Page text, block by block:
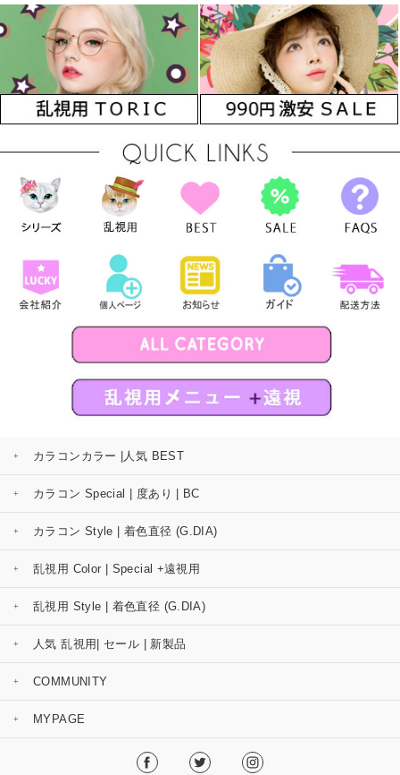
カラコンカラー |人気 BEST
カラコン Special | 度あり | BC
カラコン Style | 着色直径 (G.DIA)
乱視用 Color | Special +遠視用
乱視用 Style | 着色直径 (G.DIA)
人気 乱視用| セール | 新製品
COMMUNITY
MYPAGE